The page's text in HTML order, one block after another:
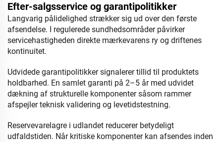
Efter-salgsservice og garantipolitikker
Langvarig pålidelighed strækker sig ud over den første
afsendelse. I regulerede sundhedsområder påvirker
servicehastigheden direkte mærkevarens ry og driftenes
kontinuitet.
Udvidede garantipolitikker signalerer tillid til produktets
holdbarhed. En samlet garanti på 2–5 år med udvidet
dækning af strukturelle komponenter såsom rammer
afspejler teknisk validering og levetidstestning.
Reservevarelagre i udlandet reducerer betydeligt
udfaldstiden. Når kritiske komponenter kan afsendes inden